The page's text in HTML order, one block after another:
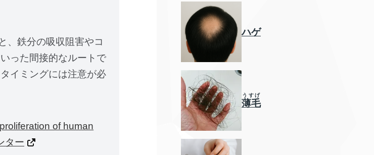
、鉄分の吸収阻害やコ
った間接的なルートで
イミングには注意が必
of human
ター
ハゲ
薄毛
うすげ